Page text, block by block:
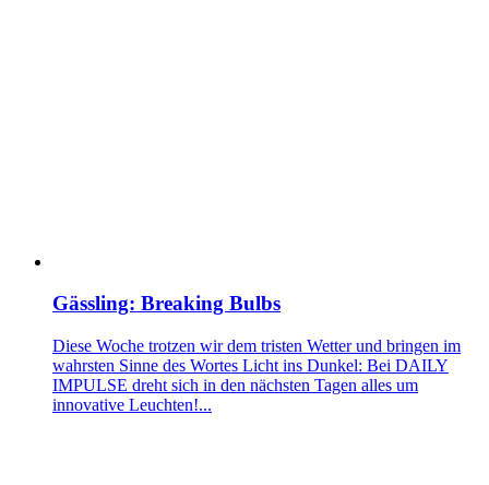
Gässling: Breaking Bulbs
Diese Woche trotzen wir dem tristen Wetter und bringen im
wahrsten Sinne des Wortes Licht ins Dunkel: Bei DAILY
IMPULSE dreht sich in den nächsten Tagen alles um
innovative Leuchten!...